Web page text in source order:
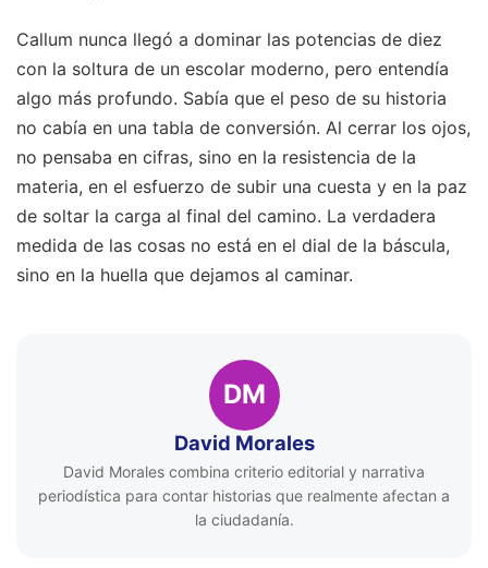
Callum nunca llegó a dominar las potencias de diez
con la soltura de un escolar moderno, pero entendía
algo más profundo. Sabía que el peso de su historia
no cabía en una tabla de conversión. Al cerrar los ojos,
no pensaba en cifras, sino en la resistencia de la
materia, en el esfuerzo de subir una cuesta y en la paz
de soltar la carga al final del camino. La verdadera
medida de las cosas no está en el dial de la báscula,
sino en la huella que dejamos al caminar.
DM
David Morales
David Morales combina criterio editorial y narrativa
periodística para contar historias que realmente afectan a
la ciudadanía.